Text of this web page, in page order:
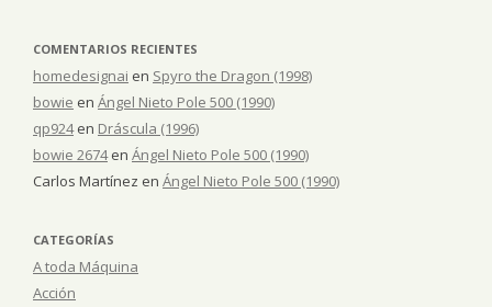
COMENTARIOS RECIENTES
homedesignai en Spyro the Dragon (1998)
bowie en Ángel Nieto Pole 500 (1990)
qp924en Dráscula (1996)
bowie 2674en Ángel Nieto Pole 500 (1990)
Carlos Martínez en Ángel Nieto Pole 500 (1990)
CATEGORÍAS
A toda Máquina
Acción